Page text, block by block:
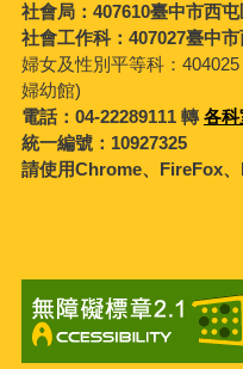
社會局：407610臺中市西
社會工作科：407027臺中
婦女及性別平等科：
婦幼館)
電話：04-22289111 轉各
統一編號：10927325
請使用Chrome、FireFox